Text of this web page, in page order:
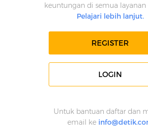
keuntungan di semua layanan
Pelajari lebih lanjut.
REGISTER
LOGIN
Untuk bantuan daftar dan
email ke